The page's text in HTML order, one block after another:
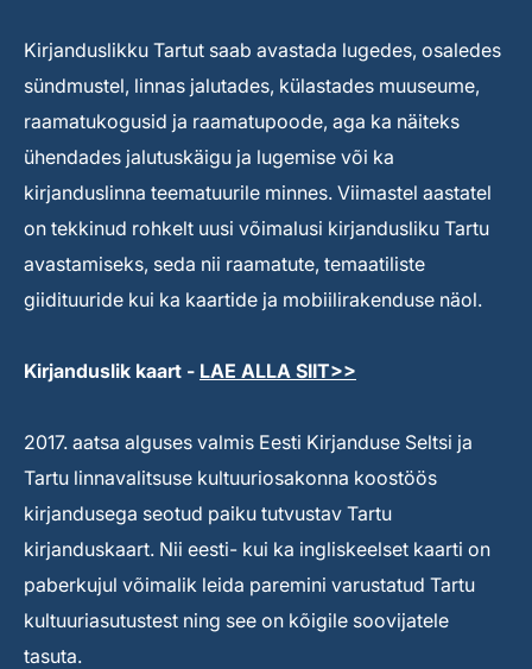
Kirjanduslikku Tartut saab avastada lugedes, osaledes
sündmustel, linnas jalutades, külastades muuseume,
raamatukogusid ja raamatupoode, aga ka näiteks
ühendades jalutuskäigu ja lugemise või ka
kirjanduslinna teematuurile minnes. Viimastel aastatel
on tekkinud rohkelt uusi võimalusi kirjandusliku Tartu
avastamiseks, seda nii raamatute, temaatiliste
giidituuride kui ka kaartide ja mobiilirakenduse näol.
Kirjanduslik kaart - LAE ALLA SIIT>>
2017. aatsa alguses valmis Eesti Kirjanduse Seltsi ja
Tartu linnavalitsuse kultuuriosakonna koostöös
kirjandusega seotud paiku tutvustav Tartu
kirjanduskaart. Nii eesti- kui ka ingliskeelset kaarti on
paberkujul võimalik leida paremini varustatud Tartu
kultuuriasutustest ning see on kõigile soovijatele
tasuta.